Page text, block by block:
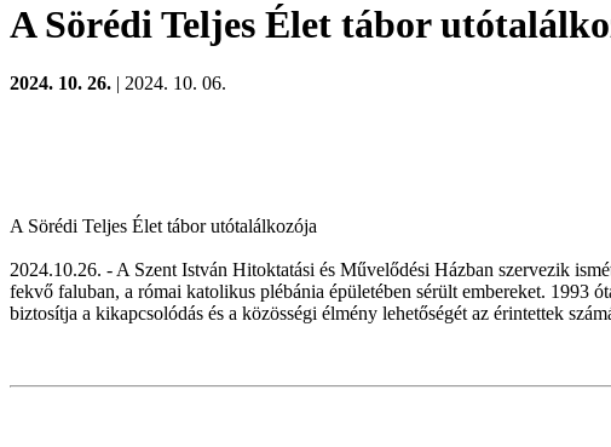
A Sörédi Teljes Élet tábor
2024. 10. 26. | 2024. 10. 06.
A Sörédi Teljes Élet tábor utótalálkozója
2024.10.26. - A Szent István Hitoktatási és Művelődési Házban szervezik
fekvő faluban, a római katolikus plébánia épületében sérült embereket. 1993
biztosítja a kikapcsolódás és a közösségi élmény lehetőségét az érintettek